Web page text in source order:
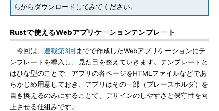
らからダウンロードしてみてください。
Rustで使えるWebアプリケーションテンプレート
今回は、 連載第3回 までで作成したWebアプリケーションにテ
ンプレートを導入し、見た目を整えていきます。テンプレートと
はひな型のことで、アプリの各ページをHTMLファイルなどであ
らかじめ用意しておき、アプリはその一部（プレースホルダ）を
書き換えるのみにすることで、デザインのしやすさと保守性を向
上させる仕組みです。